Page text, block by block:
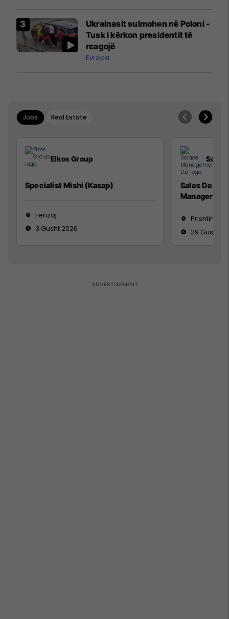
Mançesterit
Ukrainasit sulmohen në Poloni -
Tusk i kërkon presidentit të
reagojë
Evropa
Jobs Real Estate
Elkos Group
Specialist Mishi (Kasap)
Ferizaj
3 Gusht 2026
Sales
Manager
Prishtinë
29 Gusht